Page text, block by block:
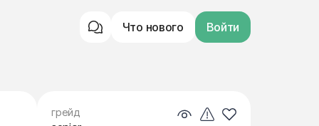
Что нового Войти
грейд